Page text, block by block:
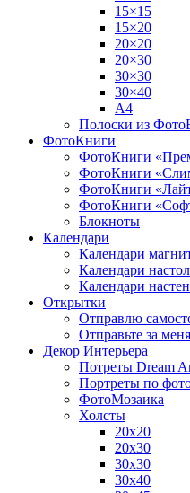
15×15
15×20
20×20
20×30
30×30
30×40
A4
Полоски из
ФотоКниги
ФотоКниги
ФотоКниги
ФотоКниги
ФотоКниги
Блокноты
Календари
Календари
Календари
Календари
Открытки
Отправлю
Отправьте за меня
Декор Интерьера
Потреты Dream
Портреты по
ФотоМозаика
Холсты
20х20
20х30
30х30
30х40